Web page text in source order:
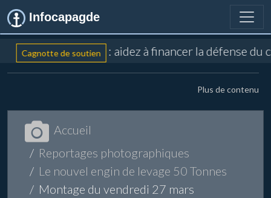
Infocapagde
Cagnotte de soutien : aidez à financer la défense
Plus de contenu
Accueil
Reportages photographiques
Le nouvel engin de levage 50 Tonnes
Montage du vendredi 27 mars